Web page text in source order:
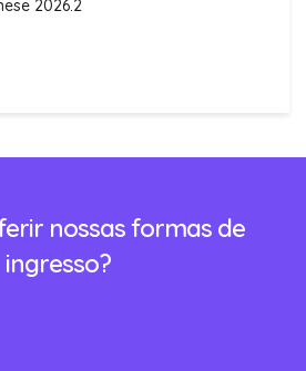
2026.2
nossas formas de
ingresso?